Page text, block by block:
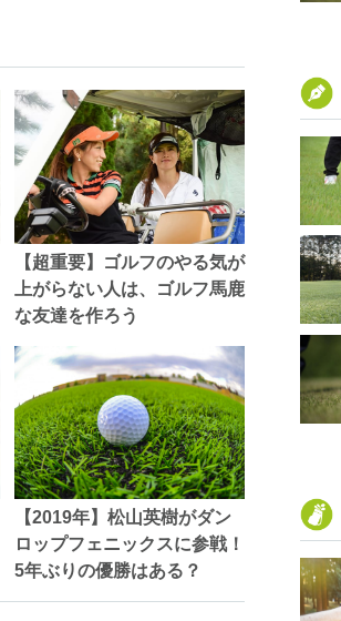
【超重要】ゴルフのやる気が
上がらない人は、ゴルフ馬鹿
な友達を作ろう
【2019年】松山英樹がダン
ロップフェニックスに参戦！
5年ぶりの優勝はある？